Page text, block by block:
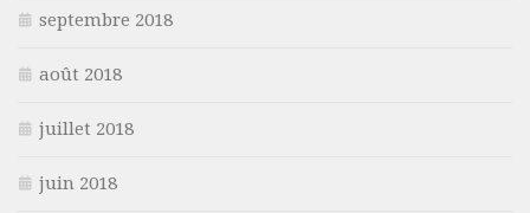
septembre 2018
août 2018
juillet 2018
juin 2018